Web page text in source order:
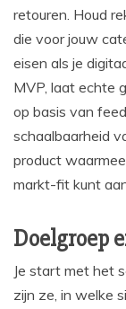
retouren. Houd
die voor jouw
eisen als je
MVP, laat echte
op basis van
schaalbaarheid
product
markt-fit kunt
Doelgroep
Je start met het
zijn ze, in welke